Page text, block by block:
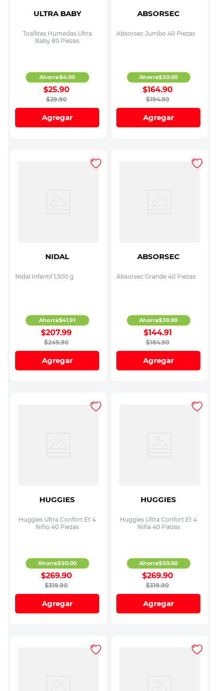
ULTRA BABY
Toallitas Humedas Ultra
Baby 80 Piezas
$29.90
$25.90
Ahorra$4.00
Agregar
ABSORSEC
Absorsec Jumbo 40 Piezas
$194.90
$164.90
Ahorra$30.00
Agregar
NIDAL
Nidal Infantil 1,500 g
$249.90
$207.99
Ahorra$41.91
Agregar
ABSORSEC
Absorsec Grande 40 Piezas
$184.90
$144.91
Ahorra$39.99
Agregar
HUGGIES
Huggies Ultra Confort Et 4
Niño 40 Piezas
$319.90
$269.90
Ahorra$50.00
Agregar
HUGGIES
Huggies Ultra Confort Et 4
Niña 40 Piezas
$319.90
$269.90
Ahorra$50.00
Agregar